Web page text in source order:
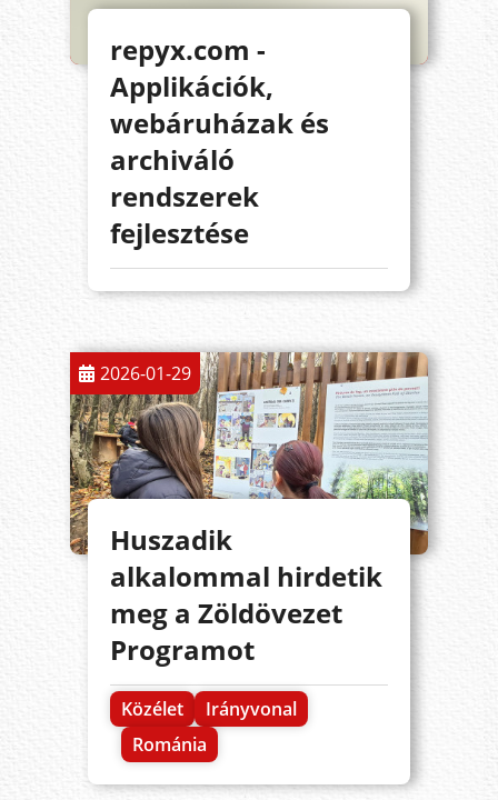
repyx.com -
Applikációk,
webáruházak és
archiváló
rendszerek
fejlesztése
2026-01-29
Huszadik
alkalommal hirdetik
meg a Zöldövezet
Programot
Közélet
Irányvonal
Románia